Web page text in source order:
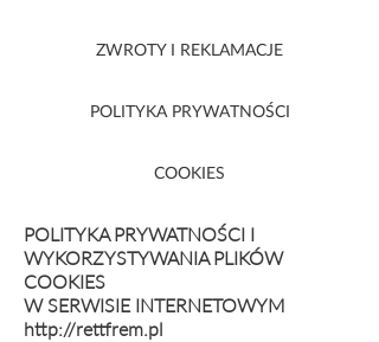
ZWROTY I REKLAMACJE
POLITYKA PRYWATNOŚCI
COOKIES
POLITYKA PRYWATNOŚCI I
WYKORZYSTYWANIA PLIKÓW
COOKIES
W SERWISIE INTERNETOWYM
http://rettfrem.pl